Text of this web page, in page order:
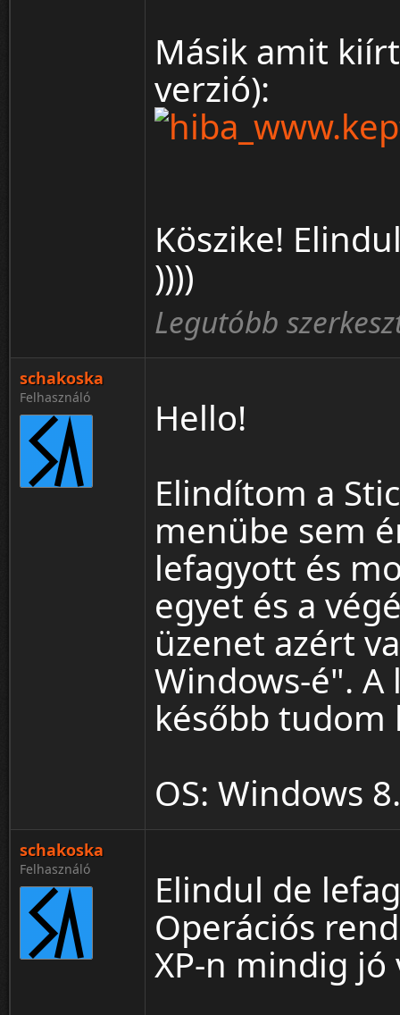
Másik amit
verzió):
Köszike!
))))
Legutóbb
schakoska
Felhasználó
Hello!
Elindítom a
menübe sem
lefagyott és
egyet és a
üzenet azért
Windows-é".
később tudom
OS: Windows
schakoska
Felhasználó
Elindul de
Operációs
XP-n mindig jó